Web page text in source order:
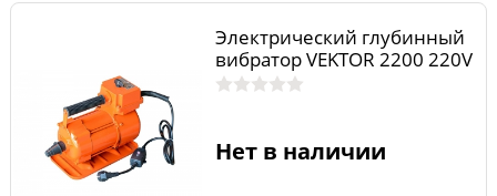
Электрический глубинный
вибратор VEKTOR 2200 220V
Нет в наличии